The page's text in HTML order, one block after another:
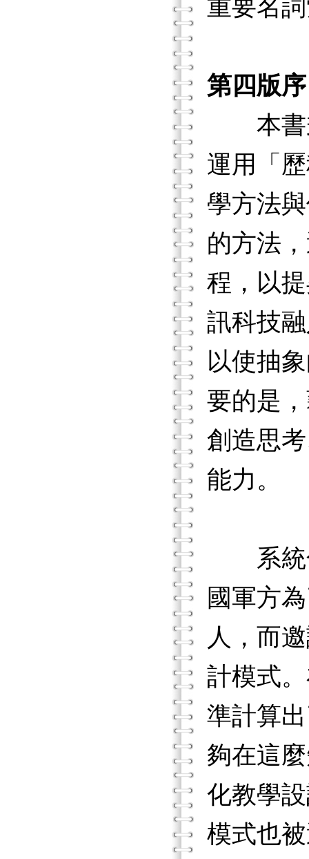
重要名
第四版序
本書秉
運用「
學方法
的方法
程，以
訊科技
以使抽
要的是
創造思
能力。
系統化
國軍方
人，而
計模式
準計算
夠在這
化教學
模式也